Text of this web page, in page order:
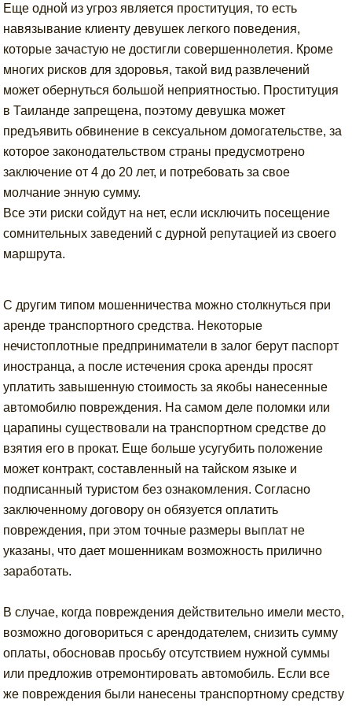
Еще одной из угроз является проституция, то есть
навязывание клиенту девушек легкого поведения,
которые зачастую не достигли совершеннолетия. Кроме
многих рисков для здоровья, такой вид развлечений
может обернуться большой неприятностью. Проституция
в Таиланде запрещена, поэтому девушка может
предъявить обвинение в сексуальном домогательстве, за
которое законодательством страны предусмотрено
заключение от 4 до 20 лет, и потребовать за свое
молчание энную сумму.
Все эти риски сойдут на нет, если исключить посещение
сомнительных заведений с дурной репутацией из своего
маршрута.
С другим типом мошенничества можно столкнуться при
аренде транспортного средства. Некоторые
нечистоплотные предприниматели в залог берут паспорт
иностранца, а после истечения срока аренды просят
уплатить завышенную стоимость за якобы нанесенные
автомобилю повреждения. На самом деле поломки или
царапины существовали на транспортном средстве до
взятия его в прокат. Еще больше усугубить положение
может контракт, составленный на тайском языке и
подписанный туристом без ознакомления. Согласно
заключенному договору он обязуется оплатить
повреждения, при этом точные размеры выплат не
указаны, что дает мошенникам возможность прилично
заработать.
В случае, когда повреждения действительно имели место,
возможно договориться с арендодателем, снизить сумму
оплаты, обосновав просьбу отсутствием нужной суммы
или предложив отремонтировать автомобиль. Если все
же повреждения были нанесены транспортному средству